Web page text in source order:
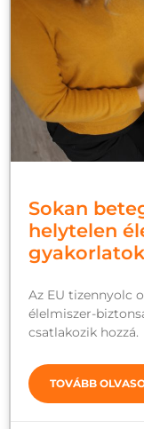
Sokan
helytelen
Az EU tizennyolc
élelmiszer-
csatlakozik hozzá.
TOVÁBB